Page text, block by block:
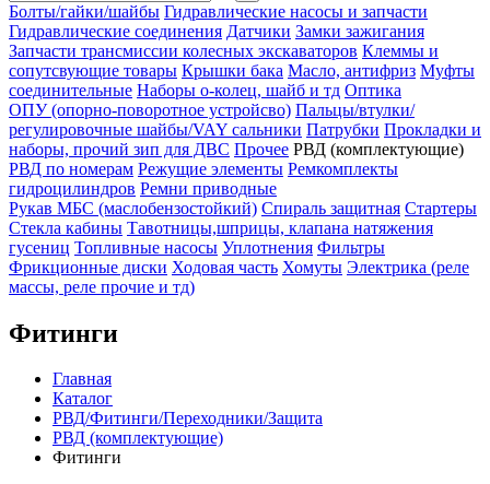
Болты/гайки/шайбы Гидравлические насосы и запчасти
Гидравлические соединения Датчики Замки зажигания
Запчасти трансмиссии колесных экскаваторов Клеммы и
сопутсвующие товары Крышки бака Масло, антифриз Муфты
соединительные Наборы о-колец, шайб и тд Оптика
ОПУ (опорно-поворотное устройсво) Пальцы/втулки/
регулировочные шайбы/VAY сальники Патрубки Прокладки и
наборы, прочий зип для ДВС Прочее РВД (комплектующие)
РВД по номерам Режущие элементы Ремкомплекты
гидроцилиндров Ремни приводные
Рукав МБС (маслобензостойкий) Спираль защитная Стартеры
Стекла кабины Тавотницы,шприцы, клапана натяжения
гусениц Топливные насосы Уплотнения Фильтры
Фрикционные диски Ходовая часть Хомуты Электрика (реле
массы, реле прочие и тд)
Фитинги
Главная
Каталог
РВД/Фитинги/Переходники/Защита
РВД (комплектующие)
Фитинги